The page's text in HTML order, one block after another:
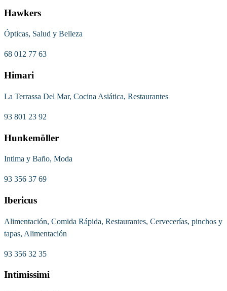
Hawkers
Ópticas, Salud y Belleza
68 012 77 63
Himari
La Terrassa Del Mar, Cocina Asiática, Restaurantes
93 801 23 92
Hunkemöller
Intima y Baño, Moda
93 356 37 69
Ibericus
Alimentación, Comida Rápida, Restaurantes, Cervecerías, pinchos y
tapas, Alimentación
93 356 32 35
Intimissimi